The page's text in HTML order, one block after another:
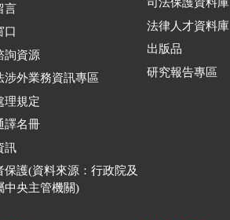
言
口
詢資源
涉外業務資訊專區
理規定
譯名冊
訊
保護(資料來源：行政院及
中央主管機關)
法律人才資料庫
出版品
研究報告專區